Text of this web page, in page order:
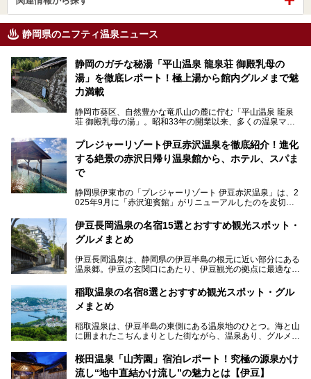
静岡県のニフティ温泉ニュース
静岡のガチな秘湯「平山温泉 龍泉荘 御殿乳母の
湯」を徹底レポート！極上湯から館内グルメまで魅
力満載
静岡市葵区、自然豊かな竜爪山の麓に佇む「平山温泉 龍泉
荘 御殿乳母の湯」。昭和33年の開業以来、多くの温泉マニ
極上温泉です。お湯はもちろん、実はグルメも揃っているん
です。多くのファンを持つ、その圧倒的なこだわりと魅力を
解説します。
プレジャーリゾート伊豆赤沢温泉を徹底紹介！進化
する絶景の赤沢日帰り温泉館から、ホテル、スパま
で
静岡県伊東市の「プレジャーリゾート 伊豆赤沢温泉」は、2
025年9月に「赤沢迎賓館」がリニューアルしたのを皮切り
館」、「RED 28 HOTEL」がリニューアル。さらにこのあ
とグランピング施設のGRAX EARTH FIELD（グラックスア
ースフィールド）、大型屋内アミューズメント施設のPLEA
予定。
ャー施設など、現在リニューアルオープンしている施設を中
心に、家族連れでも大人だけでも、おひとりさまでも多彩な
楽しみ方ができる「プレジャーリゾート 伊豆赤沢温泉」を
───
この記事はプレジャーリゾート 伊豆赤沢温泉のPR記事で
す。
伊豆長岡温泉の名宿15選とおすすめ観光スポット・
グルメまとめ
伊豆長岡温泉は、静岡県の伊豆半島の根元に近い部分にある
温泉郷。伊豆の玄関口にあたり、伊豆観光の拠点に最適な立
ちろん日帰りでも楽しめるのが魅力です。
この記事では、伊豆長岡温泉の歴史や魅力、おすすめの宿を
る温泉施設も紹介します！
稲取温泉の名宿8選とおすすめ観光スポット・グル
メまとめ
稲取温泉は、伊豆半島の東側にある温泉地のひとつ。海と山
に囲まれたこぢんまりとした街ながら、温泉あり、グルメあ
京からは約2時間30分、直通電車もありアクセスしやすいの
もうれしいところ。
桜田温泉「山芳園」宿泊レポート！究極の源泉かけ
流し“地中直結かけ流し”の魅力とは【伊豆】